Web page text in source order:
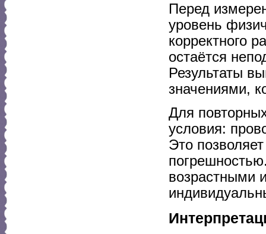
Перед
уровень
корректного
остаётся
Результаты
значениями,
Для
условия:
Это
возрастными